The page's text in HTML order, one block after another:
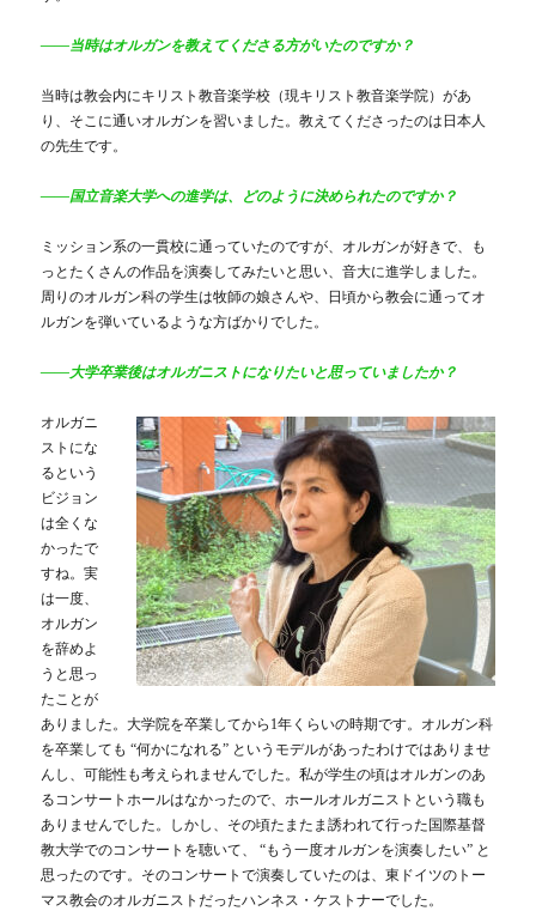
――当時はオルガンを教えてくださる方がいたのですか？
当時は教会内にキリスト教音楽学校（現キリスト教音楽学院）があ
り、そこに通いオルガンを習いました。教えてくださったのは日本人
の先生です。
――国立音楽大学への進学は、どのように決められたのですか？
ミッション系の一貫校に通っていたのですが、オルガンが好きで、も
っとたくさんの作品を演奏してみたいと思い、音大に進学しました。
周りのオルガン科の学生は牧師の娘さんや、日頃から教会に通ってオ
ルガンを弾いているような方ばかりでした。
――大学卒業後はオルガニストになりたいと思っていましたか？
オルガニ
ストにな
るという
ビジョン
は全くな
かったで
すね。実
は一度、
オルガン
を辞めよ
うと思っ
たことが
ありました。大学院を卒業してから1年くらいの時期です。オルガン科
を卒業しても “何かになれる” というモデルがあったわけではありませ
んし、可能性も考えられませんでした。私が学生の頃はオルガンのあ
るコンサートホールはなかったので、ホールオルガニストという職も
ありませんでした。しかし、その頃たまたま誘われて行った国際基督
教大学でのコンサートを聴いて、 “もう一度オルガンを演奏したい” と
思ったのです。そのコンサートで演奏していたのは、東ドイツのトー
マス教会のオルガニストだったハンネス・ケストナーでした。